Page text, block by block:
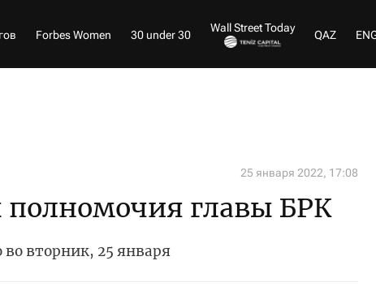
Forbes Women 30 under 30
Wall Street Today
QAZ
25 января 2022, 17:08
главы БРК
вторник, 25 января